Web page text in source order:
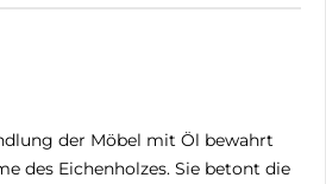
der Möbel mit Öl bewahrt
des Eichenholzes. Sie betont die